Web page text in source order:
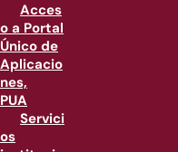
Acces
o a Portal
Único de
Aplicacio
nes,
PUA
Servici
os